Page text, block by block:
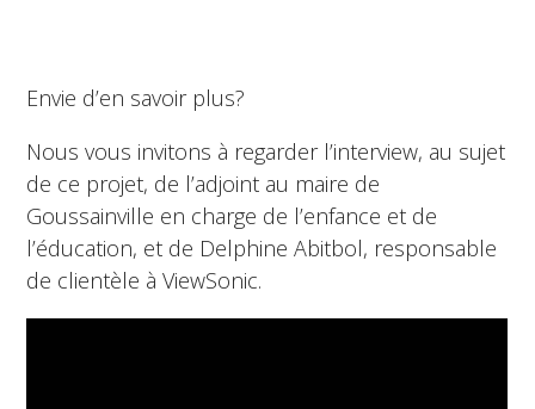
Envie d’en savoir plus?
Nous vous invitons à regarder l’interview, au sujet
de ce projet, de l’adjoint au maire de
Goussainville en charge de l’enfance et de
l’éducation, et de Delphine Abitbol, responsable
de clientèle à ViewSonic.